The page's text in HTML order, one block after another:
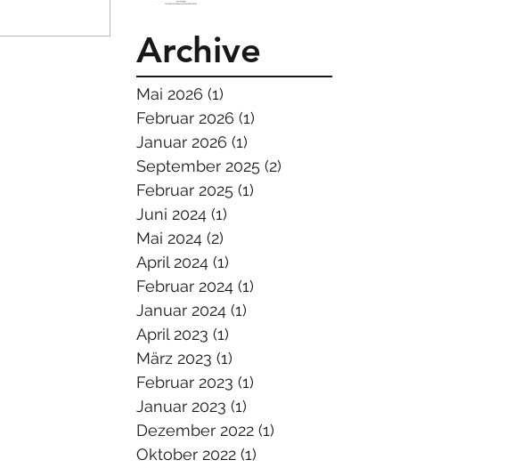
Archive
Mai 2026 (1)
Februar 2026 (1)
Januar 2026 (1)
September 2025 (2)
Februar 2025 (1)
Juni 2024 (1)
Mai 2024 (2)
April 2024 (1)
Februar 2024 (1)
Januar 2024 (1)
April 2023 (1)
März 2023 (1)
Februar 2023 (1)
Januar 2023 (1)
Dezember 2022 (1)
Oktober 2022 (1)